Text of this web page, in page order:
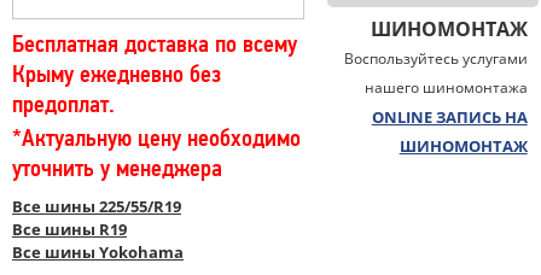
Бесплатная доставка по всему
Крыму ежедневно без
предоплат.
*Актуальную цену необходимо
уточнить у менеджера
Все шины 225/55/R19
Все шины R19
Все шины Yokohama
ШИНОМОНТАЖ
Воспользуйтесь услугами
нашего шиномонтажа
ONLINE ЗАПИСЬ НА
ШИНОМОНТАЖ